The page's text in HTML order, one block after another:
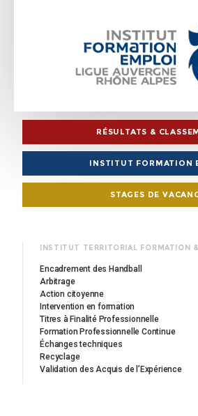
RÉSULTATS &
INSTITUT FORMATION
STAGES DE
INSTITUT TERRITORIAL FORMATION
Encadrement des Handball
Arbitrage
Action citoyenne
Intervention en formation
Titres à Finalité Professionnelle
Formation Professionnelle Continue
Échanges techniques
Recyclage
Validation des Acquis de l’Expérience